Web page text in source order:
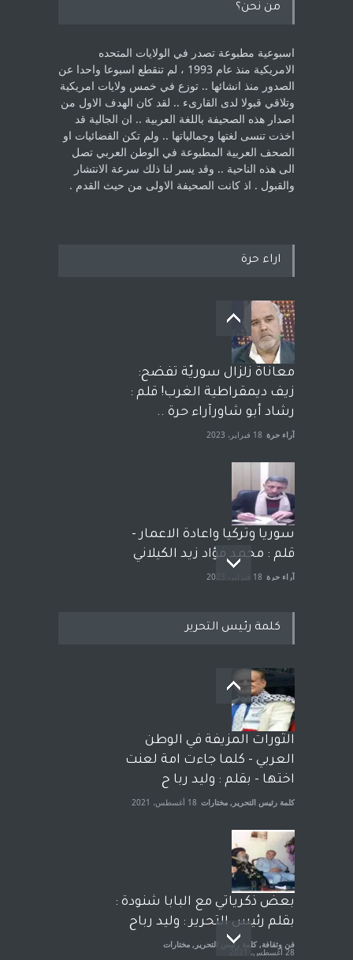
من نحن؟
اسبوعية مطبوعة تصدر في الولايات المتحده
الامريكية منذ عام 1993 ، لم ‏تنقطع اسبوعا واحدا عن
الصدور منذ انشائها .. توزع في خمس ولايات امريكية
‏وتلاقي قبولا لدى القارىء ..‏ لقد كان الهدف الاول من
اصدار هذه الصحيفة باللغة العربية .. ان الجالية قد
اخذت ‏تنسى لغتها وجمالياتها .. ولم تكن الفضائيات او
الصحف العربية المطبوعة في الوطن ‏العربي تصل
الى هذه الناحية .. وقد يسر لنا ذلك سرعة الانتشار
والقبول . اذ كانت ‏الصحيفة الاولى من حيث القدم . ‏
اراء حرة
معاناة زلزال سوريّة تفضح:
زيف ديمقراطية الغرب! قلم :
رشاد أبو شاورآراء حرة ..
آراء حرة 18 فبراير، 2023
سوريا وتركيا واعادة الاعمار -
قلم : محمد فؤاد زيد الكيلاني
آراء حرة 18 فبراير، 2023
بعد معارك قضائية طاحنة كتب
وترافع فيها بنفسه مرة اخرى..
الشيخ طارق يوسف يقهر
الحكومة الأمريكية ، فأعطوه
الجنسية عن يد وهم صاغرون،
آراء حرة مختارات 7 أبريل، 2023
كلمة رئيس التحرير
الثورات المزيفة في الوطن
العربي - كلما جاءت امة لعنت
اختها - بقلم : وليد ربا ح
كلمة رئيس التحرير , مختارات 18 أغسطس، 2021
بعض ذكرياتي مع البابا شنودة :
بقلم رئيس التحرير : وليد رباح
فن وثقافة, كلمة رئيس التحرير , مختارات
28 أغسطس، 2021